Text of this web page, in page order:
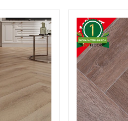
-13%
СКИДКА